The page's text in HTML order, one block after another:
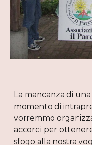
La mancanza di una
momento di
vorremmo
accordi per
sfogo alla nostra